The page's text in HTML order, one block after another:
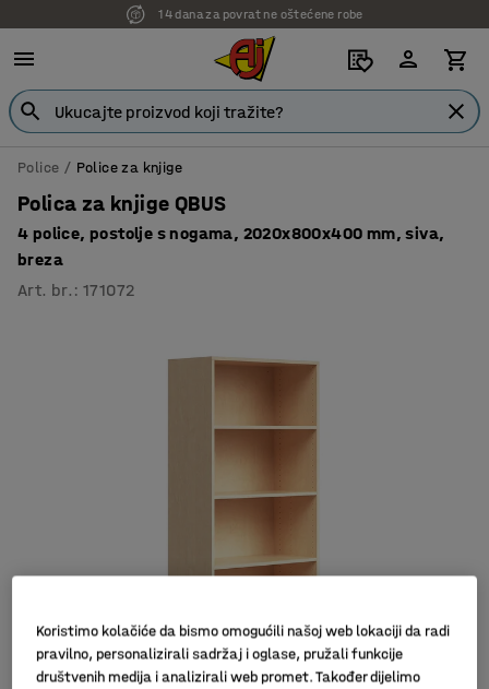
7 godina garancije
Police Police za knjige
Polica za knjige QBUS
4 police, postolje s nogama, 2020x800x400 mm, siva,
breza
Art. br. :171072
Koristimo kolačiće da bismo omogućili našoj web lokaciji da radi
pravilno, personalizirali sadržaj i oglase, pružali funkcije
društvenih medija i analizirali web promet. Također dijelimo